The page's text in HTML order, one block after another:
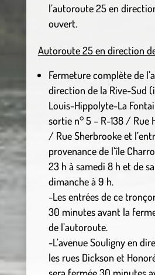
l’autoroute 25 en
ouvert.
Autoroute 25 en direction
Fermeture complète de
direction de la Rive-Sud
Louis-Hippolyte-La
sortie n° 5 – R-138 / Rue
/ Rue Sherbrooke et
provenance de l’île
23 h à samedi 8 h et de
dimanche à 9 h.
-Les entrées de ce
30 minutes avant la
de l’autoroute.
-L’avenue Souligny en
les rues Dickson et
sera fermée 30 minutes